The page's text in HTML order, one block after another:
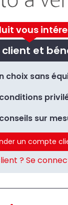
vous
client et
choix sans
sur
un compte
? Se